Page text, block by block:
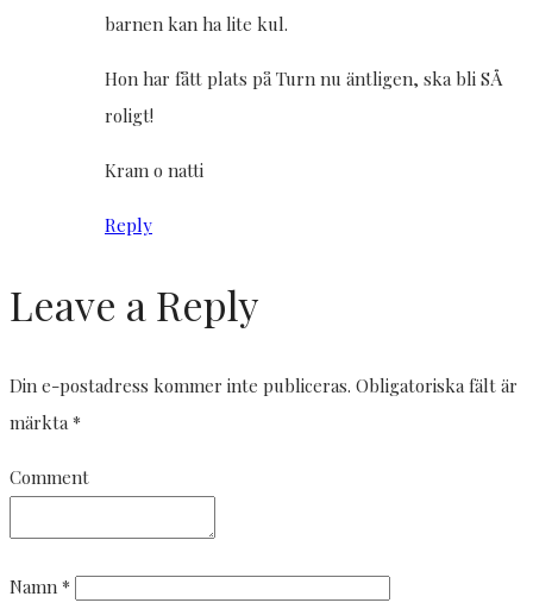
barnen kan ha lite kul.
Hon har fått plats på Turn nu äntligen, ska bli SÅ
roligt!
Kram o natti
Reply
Leave a Reply
Din e-postadress kommer inte publiceras. Obligatoriska fält är
märkta *
Comment
Namn *